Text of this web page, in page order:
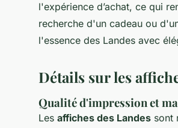
l'expérience d’achat, ce qui
recherche d'un cadeau ou
l'essence des Landes avec
Détails sur les
Qualité d'impression et
Les affiches des Landes sont